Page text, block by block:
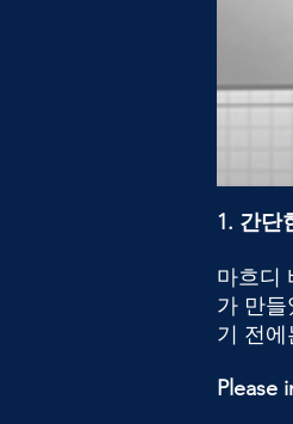
1. 간단
마흐디
가 만들
기 전에
Please